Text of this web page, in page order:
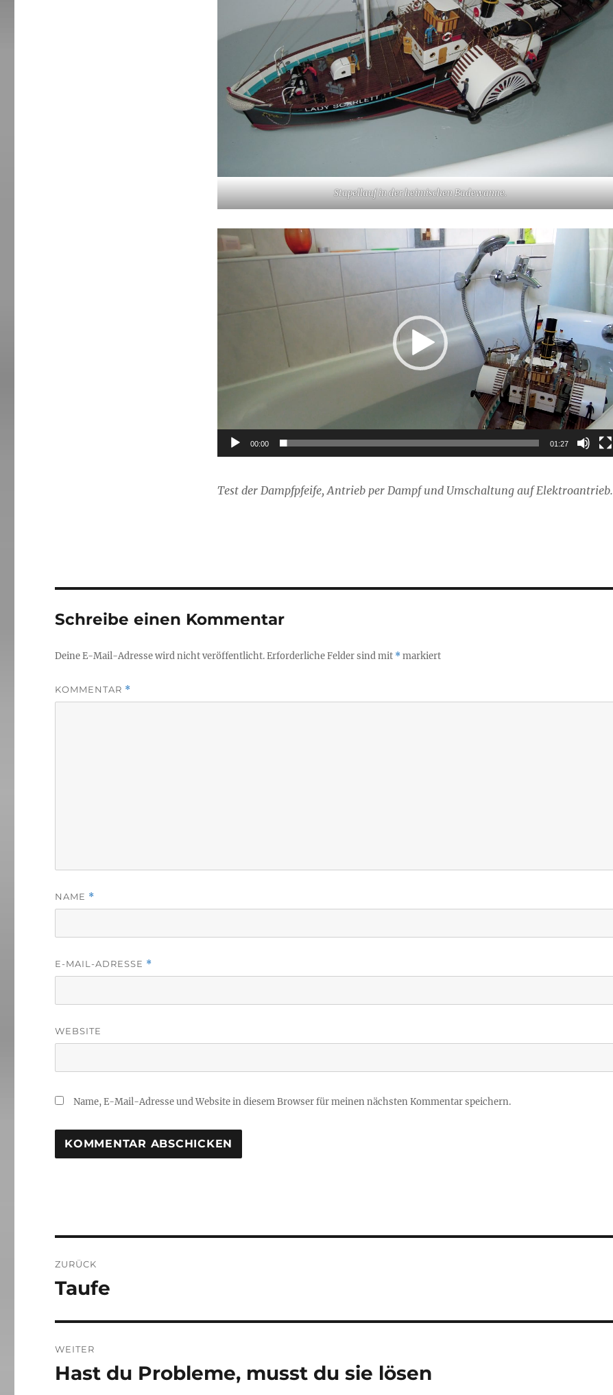
Stapellauf in der heimischen Badewanne.
Video-
Player
00:00 01:27
Test der Dampfpfeife, Antrieb per Dampf und Umschaltung auf Elektroantrieb.
Schreibe einen Kommentar
Deine E-Mail-Adresse wird nicht veröffentlicht.Erforderliche Felder sind mit *markiert
KOMMENTAR *
NAME *
E-MAIL-ADRESSE *
WEBSITE
Name, E-Mail-Adresse und Website in diesem Browser für meinen nächsten Kommentar speichern.
ZURÜCK
Vorheriger
Taufe
WEITER
Nächster
Hast du Probleme, musst du sie lösen